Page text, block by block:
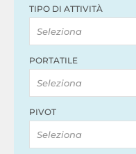
TIPO DI ATTIVITÀ
Seleziona
PORTATILE
Seleziona
PIVOT
Seleziona